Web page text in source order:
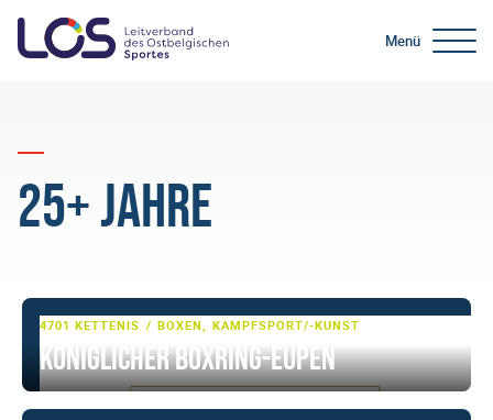
Menü
25+ Jahre
4701 KETTENIS BOXEN, KAMPFSPORT/-KUNST
Königlicher Boxring-Eupen